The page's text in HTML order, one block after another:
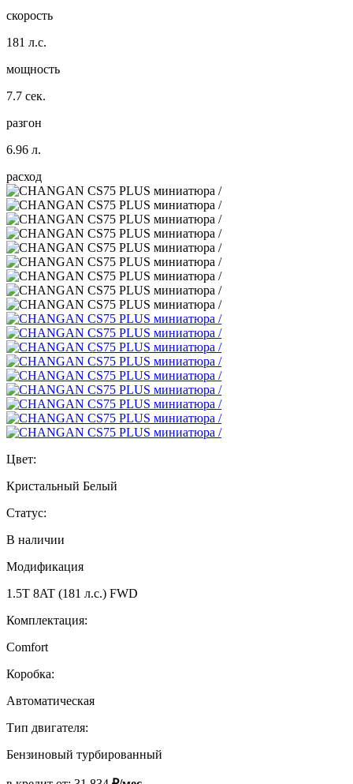
скорость
181 л.с.
мощность
7.7 сек.
разгон
6.96 л.
расход
Цвет:
Кристальный Белый
Статус:
В наличии
Модификация
1.5T 8AT (181 л.с.) FWD
Комплектация:
Comfort
Коробка:
Автоматическая
Тип двигателя:
Бензиновый турбированный